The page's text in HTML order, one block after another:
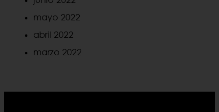
mayo 2022
abril 2022
marzo 2022